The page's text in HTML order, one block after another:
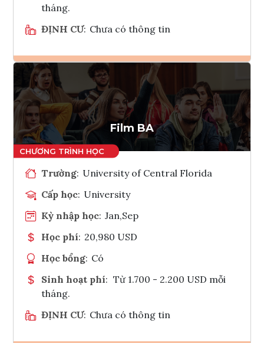
tháng.
ĐỊNH CƯ: Chưa có thông tin
Ghi danh
Tham vấn Interlink
Film BA
Trường: University of Central Florida
Cấp học: University
Kỳ nhập học: Jan,Sep
Học phí: 20,980 USD
Học bổng: Có
Sinh hoạt phí: Từ 1.700 - 2.200 USD mỗi
tháng.
ĐỊNH CƯ: Chưa có thông tin